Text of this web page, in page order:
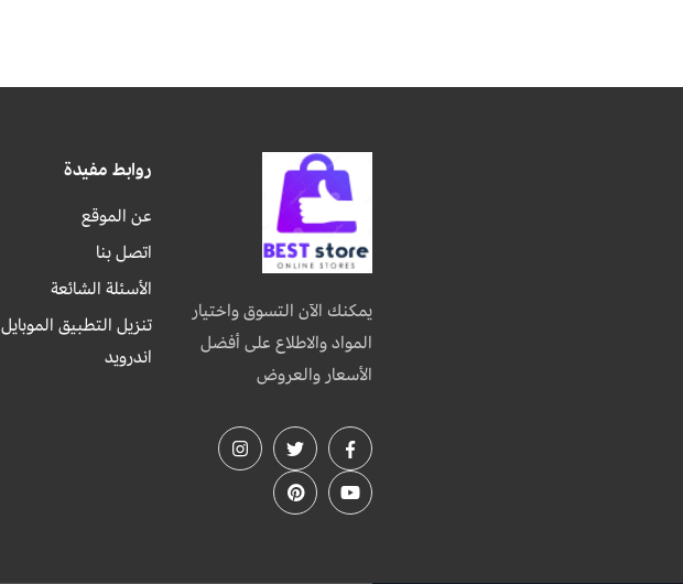
يمكنك الآن التسوق واختيار
المواد والاطلاع على أفضل
الأسعار والعروض
روابط مفيدة
عن الموقع
اتصل بنا
الأسئلة الشائعة
تنزيل التطبيق الموبايل
اندرويد